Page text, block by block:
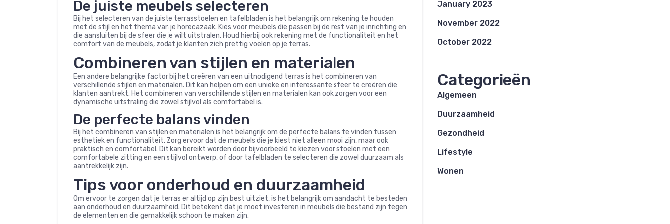
De juiste meubels selecteren
Bij het selecteren van de juiste terrasstoelen en tafelbladen is het belangrijk om rekening te houden
met de stijl en het thema van je horecazaak. Kies voor meubels die passen bij de rest van je inrichting en
die aansluiten bij de sfeer die je wilt uitstralen. Houd hierbij ook rekening met de functionaliteit en het
comfort van de meubels, zodat je klanten zich prettig voelen op je terras.
Combineren van stijlen en materialen
Een andere belangrijke factor bij het creëren van een uitnodigend terras is het combineren van
verschillende stijlen en materialen. Dit kan helpen om een unieke en interessante sfeer te creëren die
klanten aantrekt. Het combineren van verschillende stijlen en materialen kan ook zorgen voor een
dynamische uitstraling die zowel stijlvol als comfortabel is.
De perfecte balans vinden
Bij het combineren van stijlen en materialen is het belangrijk om de perfecte balans te vinden tussen
esthetiek en functionaliteit. Zorg ervoor dat de meubels die je kiest niet alleen mooi zijn, maar ook
praktisch en comfortabel. Dit kan bereikt worden door bijvoorbeeld te kiezen voor stoelen met een
comfortabele zitting en een stijlvol ontwerp, of door tafelbladen te selecteren die zowel duurzaam als
aantrekkelijk zijn.
Tips voor onderhoud en duurzaamheid
Om ervoor te zorgen dat je terras er altijd op zijn best uitziet, is het belangrijk om aandacht te besteden
aan onderhoud en duurzaamheid. Dit betekent dat je moet investeren in meubels die bestand zijn tegen
de elementen en die gemakkelijk schoon te maken zijn.
January 2023
November 2022
October 2022
Categorieën
Algemeen
Duurzaamheid
Gezondheid
Lifestyle
Wonen